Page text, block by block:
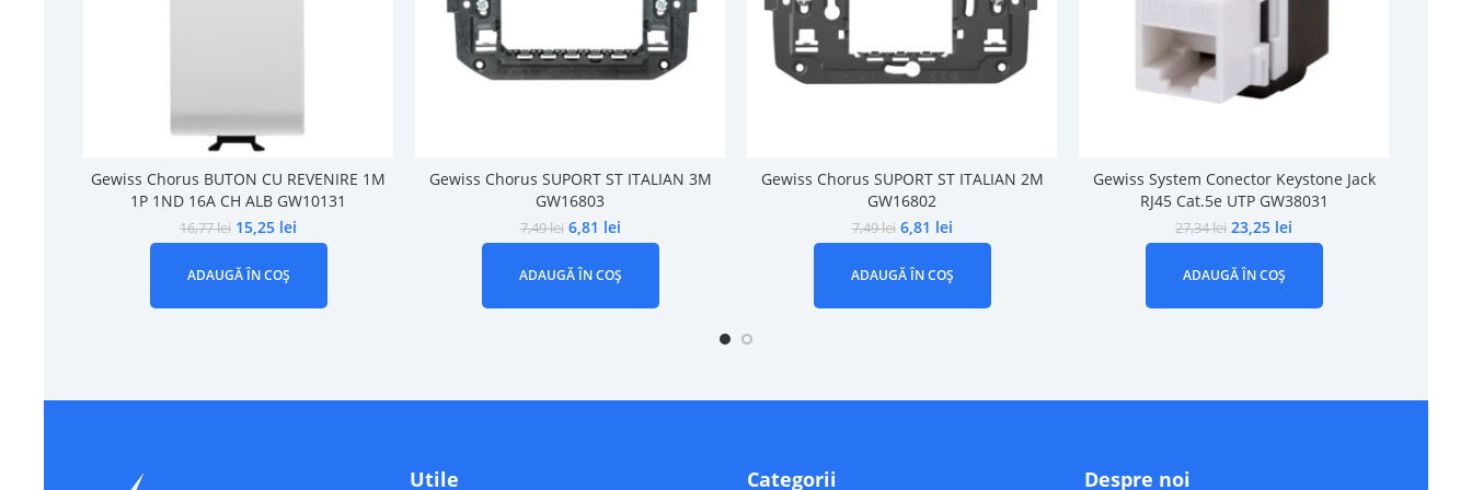
Gewiss Chorus BUTON CU REVENIRE 1M
1P 1ND 16A CH ALB GW10131
16,77lei 15,25 lei
ADAUGĂ ÎN COȘ
Gewiss Chorus SUPORT ST ITALIAN 3M
GW16803
7,49lei 6,81 lei
ADAUGĂ ÎN COȘ
Gewiss Chorus SUPORT ST ITALIAN 2M
GW16802
7,49lei 6,81 lei
ADAUGĂ ÎN COȘ
Gewiss System Conector Keystone Jack
RJ45 Cat.5e UTP GW38031
27,34lei 23,25 lei
ADAUGĂ ÎN COȘ
Utile Categorii Despre noi